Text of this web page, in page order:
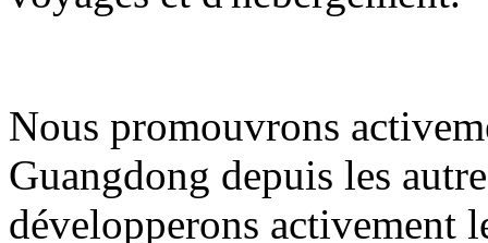
Nous promouvrons
Guangdong depuis les
développerons activement